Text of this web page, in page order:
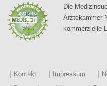
Die
Ärztekammer
kommerzielle
Kontakt Impressum